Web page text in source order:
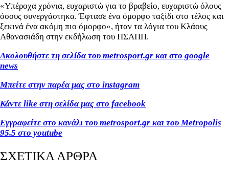
«Υπέροχα χρόνια, ευχαριστώ για το βραβείο, ευχαριστώ όλους
όσους συνεργάστηκα. Έφτασε ένα όμορφο ταξίδι στο τέλος και
ξεκινά ένα ακόμη πιο όμορφο», ήταν τα λόγια του Κλάους
Αθανασιάδη στην εκδήλωση του ΠΣΑΠΠ.
Ακολουθήστε τη σελίδα του metrosport.gr και στο google
news
Μπείτε στην παρέα μας στο instagram
Κάντε like στη σελίδα μας στο facebook
Εγγραφείτε στο κανάλι του metrosport.gr και του Metropolis
95.5 στο youtube
ΣΧΕΤΙΚΑ ΑΡΘΡΑ